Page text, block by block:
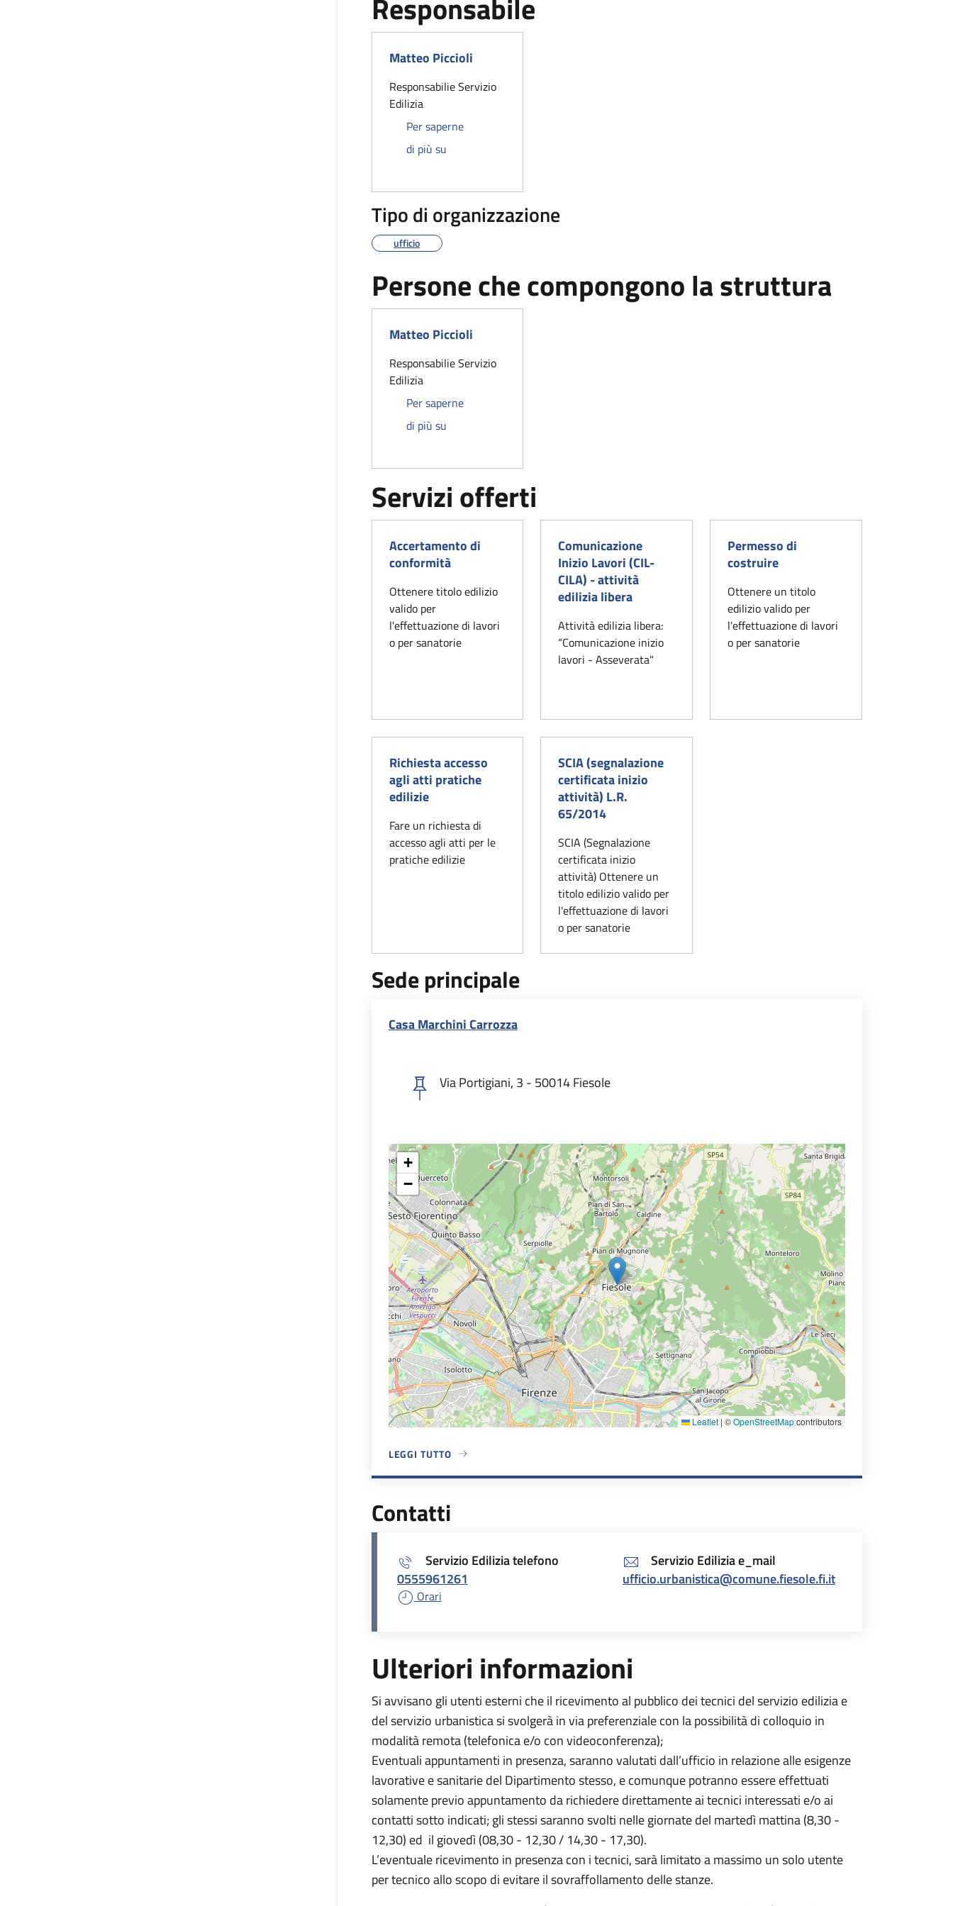
Responsabile
Matteo Piccioli
Responsabilie Servizio
Edilizia
Per saperne
di più suMatteo Piccioli
Tipo di organizzazione
ufficio
Persone che compongono la struttura
Matteo Piccioli
Responsabilie Servizio
Edilizia
Per saperne
di più suMatteo Piccioli
Servizi offerti
Accertamento di
conformità
Ottenere titolo edilizio
valido per
l'effettuazione di lavori
o per sanatorie
Comunicazione
Inizio Lavori (CIL-
CILA) - attività
edilizia libera
Attività edilizia libera:
“Comunicazione inizio
lavori - Asseverata"
Permesso di
costruire
Ottenere un titolo
edilizio valido per
l'effettuazione di lavori
o per sanatorie
Richiesta accesso
agli atti pratiche
edilizie
Fare un richiesta di
accesso agli atti per le
pratiche edilizie
SCIA (segnalazione
certificata inizio
attività) L.R.
65/2014
SCIA (Segnalazione
certificata inizio
attività) Ottenere un
titolo edilizio valido per
l'effettuazione di lavori
o per sanatorie
Sede principale
Casa Marchini Carrozza
Via Portigiani, 3 - 50014 Fiesole
+
−
Leaflet | ©OpenStreetMapcontributors
LEGGI TUTTO
A PROPOSITO DI CASA MARCHINI CARROZZA
Contatti
Servizio Edilizia telefono
0555961261
Orari
Servizio Edilizia e_mail
ufficio.urbanistica@comune.fiesole.fi.it
Ulteriori informazioni
Si avvisano gli utenti esterni che il ricevimento al pubblico dei tecnici del servizio edilizia e
del servizio urbanistica si svolgerà in via preferenziale con la possibilità di colloquio in
modalità remota (telefonica e/o con videoconferenza);
Eventuali appuntamenti in presenza, saranno valutati dall’ufficio in relazione alle esigenze
lavorative e sanitarie del Dipartimento stesso, e comunque potranno essere effettuati
solamente previo appuntamento da richiedere direttamente ai tecnici interessati e/o ai
contatti sotto indicati; gli stessi saranno svolti nelle giornate del martedì mattina (8,30 -
12,30) ed il giovedì (08,30 - 12,30 / 14,30 - 17,30).
L’eventuale ricevimento in presenza con i tecnici, sarà limitato a massimo un solo utente
per tecnico allo scopo di evitare il sovraffollamento delle stanze.